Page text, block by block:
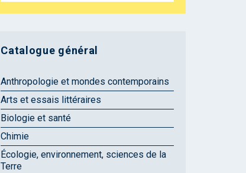
Catalogue général
Anthropologie et mondes contemporains
Arts et essais littéraires
Biologie et santé
Chimie
Écologie, environnement, sciences de la
Terre